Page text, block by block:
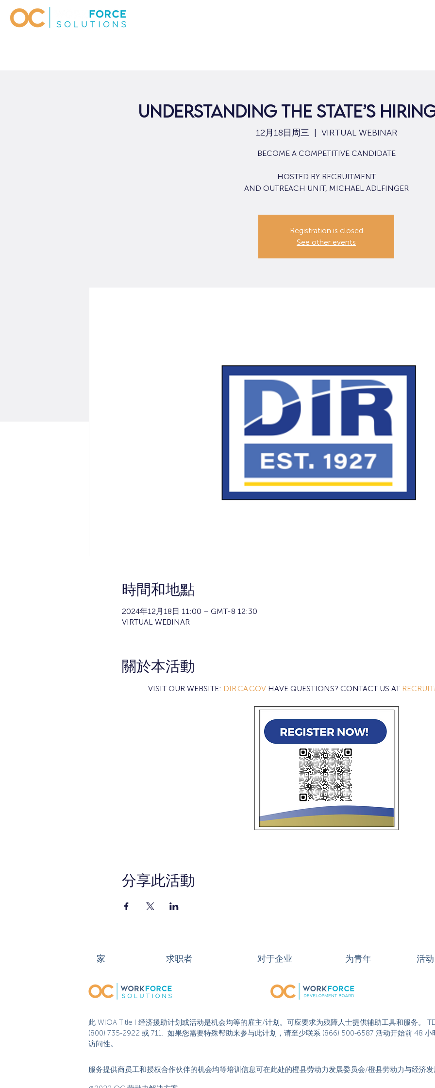
UNDERSTANDING THE STATE’S
12月18日周三
  |
VIRTUAL WEBINAR
BECOME A COMPETITIVE CANDIDATE
HOSTED BY RECRUITMENT
AND OUTREACH UNIT, MICHAEL ADLFINGER
Registration is closed
See other events
時間和地點
2024年12月18日 11:00 – GMT-8 12:30
VIRTUAL WEBINAR
關於本活動
VISIT OUR WEBSITE: DIR.CA.GOV HAVE QUESTIONS? CONTACT US AT
分享此活動
家 求职者 对于企业 为青年 活动
此 WIOA Title I 经济援助计划或活动是机会均等的雇主/计划。可应要求为残障人士提供辅助工具和服务。
(800) 735-2922 或 711. 如果您需要特殊帮助来参与此计划，请至少联系 (866) 500-6587 活动开始前 48
访问性。
服务提供商员工和授权合作伙伴的机会均等培训信息可在此处的橙县劳动力发展委员会/橙县劳动力与经济发